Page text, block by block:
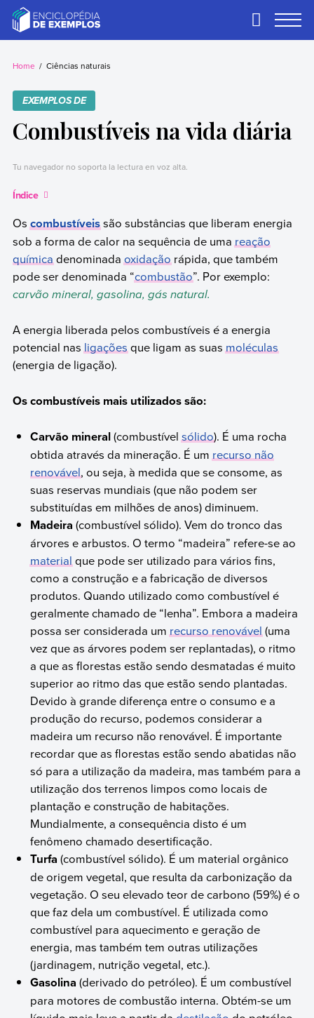
contentExemplos
Precisa de
temos.
Primary
Home Ciências naturais
EXEMPLOS DE
Combustíveis na vida diária
Tu navegador no soporta la lectura en voz alta.
Índice
Oscombustíveissão substâncias que liberam energia
sob a forma de calor na sequência de umareação
químicadenominadaoxidaçãorápida, que também
pode ser denominada “combustão”. Por exemplo:
carvão mineral, gasolina, gás natural.
A energia liberada pelos combustíveis é a energia
potencial nasligaçõesque ligam as suasmoléculas
(energia de ligação).
Os combustíveis mais utilizados são:
Carvão mineral(combustívelsólido). É uma rocha
obtida através da mineração. É umrecurso não
renovável, ou seja, à medida que se consome, as
suas reservas mundiais (que não podem ser
substituídas em milhões de anos) diminuem.
Madeira(combustível sólido). Vem do tronco das
árvores e arbustos. O termo “madeira” refere-se ao
materialque pode ser utilizado para vários fins,
como a construção e a fabricação de diversos
produtos. Quando utilizado como combustível é
geralmente chamado de “lenha”. Embora a madeira
possa ser considerada umrecurso renovável(uma
vez que as árvores podem ser replantadas), o ritmo
a que as florestas estão sendo desmatadas é muito
superior ao ritmo das que estão sendo plantadas.
Devido à grande diferença entre o consumo e a
produção do recurso, podemos considerar a
madeira um recurso não renovável. É importante
recordar que as florestas estão sendo abatidas não
só para a utilização da madeira, mas também para a
utilização dos terrenos limpos como locais de
plantação e construção de habitações.
Mundialmente, a consequência disto é um
fenômeno chamado desertificação.
Turfa(combustível sólido). É um material orgânico
de origem vegetal, que resulta da carbonização da
vegetação. O seu elevado teor de carbono (59%) é o
que faz dela um combustível. É utilizada como
combustível para aquecimento e geração de
energia, mas também tem outras utilizações
(jardinagem, nutrição vegetal, etc.).
Gasolina(derivado do petróleo). É um combustível
para motores de combustão interna. Obtém-se um